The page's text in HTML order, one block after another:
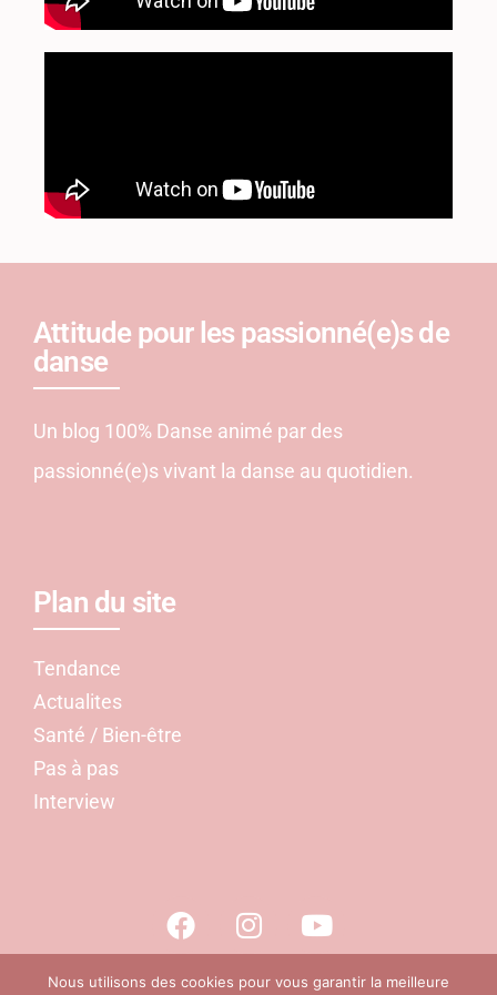
Attitude pour les passionné(e)s de
danse
Un blog 100% Danse animé par des
passionné(e)s vivant la danse au quotidien.
Plan du site
Tendance
Actualites
Santé / Bien-être
Pas à pas
Interview
Nous utilisons des cookies pour vous garantir la meilleure